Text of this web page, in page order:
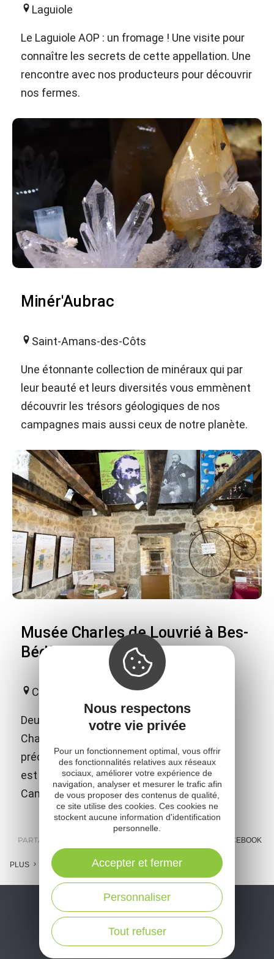
Laguiole
Le Laguiole AOP : un fromage ! Une visite pour
connaître les secrets de cette appellation. Une
rencontre avec nos producteurs pour découvrir
nos fermes.
Minér'Aubrac
Saint-Amans-des-Côts
Une étonnante collection de minéraux qui par
leur beauté et leurs diversités vous emmènent
découvrir les trésors géologiques de nos
campagnes mais aussi ceux de notre planète.
Musée Charles de Louvrié à Bes-
Bédène
Campouriez
Deux salles d'expositions sont dédiées à
Charles de Louvrié, ingénieur français
précurseur du moteur à réaction. Ce musée
est situé à Bes-Bédène (commune de
Campouriez).
PARTAGER : FACEBOOK
PLUS
Nous respectons
votre vie privée
Pour un fonctionnement optimal, vous offrir
des fonctionnalités relatives aux réseaux
sociaux, améliorer votre expérience de
navigation, analyser et mesurer le trafic afin
de vous proposer des contenus de qualité,
ce site utilise des cookies. Ces cookies ne
stockent aucune information d'identification
personnelle.
Tout refuser
Personnaliser
Accepter et fermer